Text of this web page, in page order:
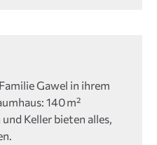
Gawel in ihrem
140 m²
Keller bieten alles,